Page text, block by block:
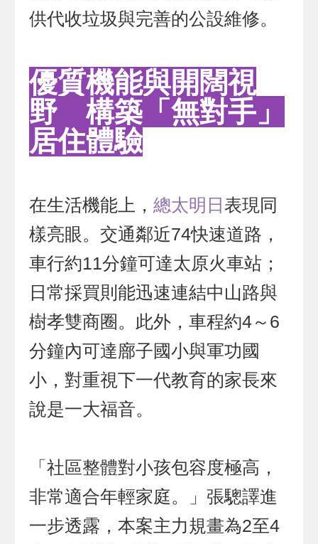
供代收垃圾與完善的公設維修。
優質機能與開闊視
野 構築「無對手」
居住體驗
在生活機能上，總太明日表現同
樣亮眼。交通鄰近74快速道路，
車行約11分鐘可達太原火車站；
日常採買則能迅速連結中山路與
樹孝雙商圈。此外，車程約4～6
分鐘內可達廍子國小與軍功國
小，對重視下一代教育的家長來
說是一大福音。
「社區整體對小孩包容度極高，
非常適合年輕家庭。」張驄譯進
一步透露，本案主力規畫為2至4